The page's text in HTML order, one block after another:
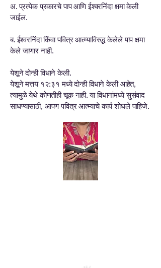
अ. प्रत्येक प्रकारचे पाप आणि ईश्वरनिंदा क्षमा केली
जाईल.
ब. ईश्वरनिंदा किंवा पवित्र आत्म्याविरुद्ध केलेले पाप क्षमा
केले जाणार नाही.
येशूने दोन्ही विधाने केली.
येशूने मत्तय १२:३१ मध्ये दोन्ही विधाने केली आहेत,
त्यामुळे येथे कोणतीही चूक नाही. या विधानांमध्ये सुसंवाद
साधण्यासाठी, आपण पवित्र आत्म्याचे कार्य शोधले पाहिजे.